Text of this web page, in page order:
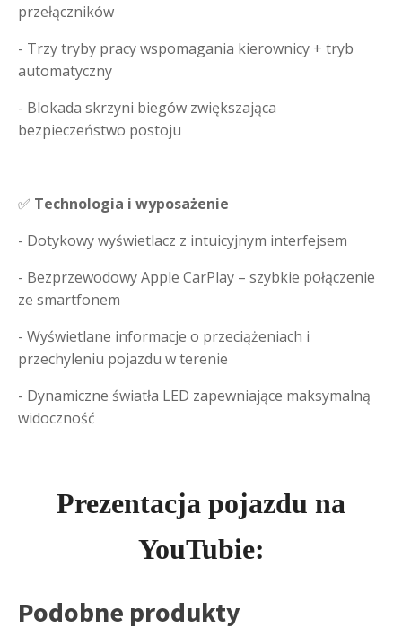
przełączników
- Trzy tryby pracy wspomagania kierownicy + tryb
automatyczny
- Blokada skrzyni biegów zwiększająca
bezpieczeństwo postoju
✅ Technologia i wyposażenie
- Dotykowy wyświetlacz z intuicyjnym interfejsem
- Bezprzewodowy Apple CarPlay – szybkie połączenie
ze smartfonem
- Wyświetlane informacje o przeciążeniach i
przechyleniu pojazdu w terenie
- Dynamiczne światła LED zapewniające maksymalną
widoczność
Prezentacja pojazdu na
YouTubie:
Podobne produkty